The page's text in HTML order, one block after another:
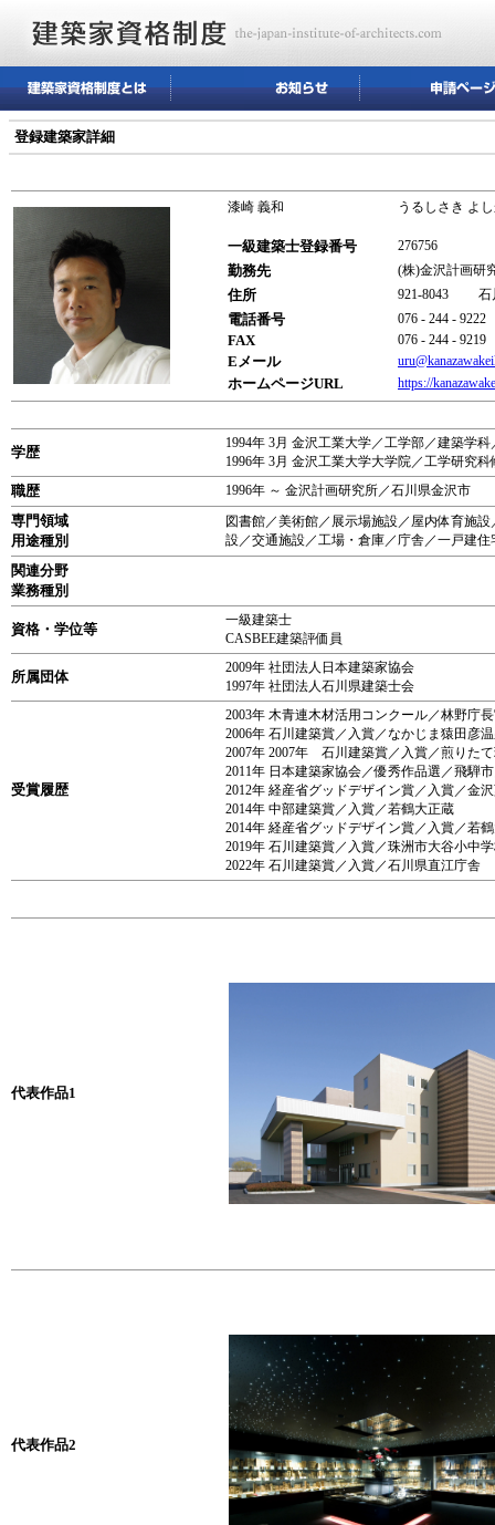
登録建築家詳細
漆崎 義和 うるしさき よ
一級建築士登録番号 276756
勤務先 (株)金沢計画研
住所 921-8043 石
電話番号 076 - 244 - 9222
FAX 076 - 244 - 9219
Eメール
ホームページURL https://
学歴
1994年 3月 金沢工業大学／工学部／建築学科
1996年 3月 金沢工業大学大学院／工学研究
職歴 1996年 ～ 金沢計画研究所／石川県金沢市
専門領域
用途種別
図書館／美術館／展示場施設／屋内体育施
設／交通施設／工場・倉庫／庁舎／一戸建住
関連分野
業務種別
資格・学位等
一級建築士
CASBEE建築評価員
所属団体
2009年 社団法人日本建築家協会
1997年 社団法人石川県建築士会
受賞履歴
2003年 木青連木材活用コンクール／林野庁
2006年 石川建築賞／入賞／なかじま猿田彦
2007年 2007年 石川建築賞／入賞／煎りた
2011年 日本建築家協会／優秀作品選／飛騨
2012年 経産省グッドデザイン賞／入賞／金
2014年 中部建築賞／入賞／若鶴大正蔵
2014年 経産省グッドデザイン賞／入賞／若
2019年 石川建築賞／入賞／珠洲市大谷小
2022年 石川建築賞／入賞／石川県直江庁舎
代表作品1
代表作品2